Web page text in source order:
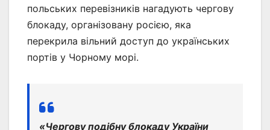
польських перевізників нагадують чергову
блокаду, організовану росією, яка
перекрила вільний доступ до українських
портів у Чорному морі.
«Чергову подібну блокаду України